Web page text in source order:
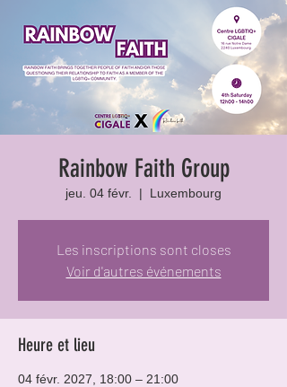
Rainbow Faith Group
jeu. 04 févr.
  |
Luxembourg
Les inscriptions sont closes
Voir d'autres événements
Heure et lieu
04 févr. 2027, 18:00 – 21:00